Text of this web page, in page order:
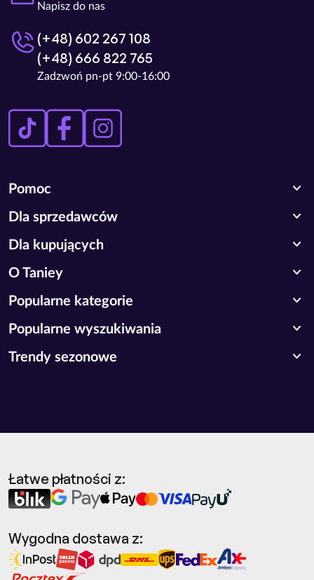
Napisz do nas
(+48) 602 267 108
(+48) 666 822 765
Zadzwoń pn-pt 9:00-16:00
Pomoc expand_more
Dla sprzedawców expand_more
Dla kupujących expand_more
O Taniey expand_more
Popularne kategorie expand_more
Popularne wyszukiwania expand_more
Trendy sezonowe expand_more
Łatwe płatności z:
Wygodna dostawa z: